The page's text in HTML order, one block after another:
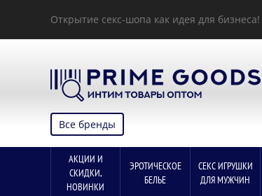
Открытие секс-шопа как идея для бизнеса!
Все бренды
АКЦИИ И
СКИДКИ,
НОВИНКИ
ЭРОТИЧЕСКОЕ
БЕЛЬЕ
СЕКС ИГРУШКИ
ДЛЯ МУЖЧИН